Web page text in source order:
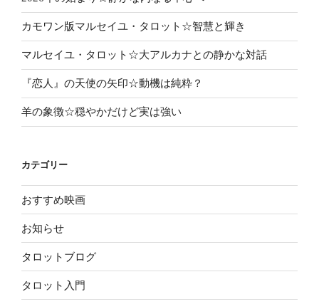
カモワン版マルセイユ・タロット☆智慧と輝き
マルセイユ・タロット☆大アルカナとの静かな対話
『恋人』の天使の矢印☆動機は純粋？
羊の象徴☆穏やかだけど実は強い
カテゴリー
おすすめ映画
お知らせ
タロットブログ
タロット入門